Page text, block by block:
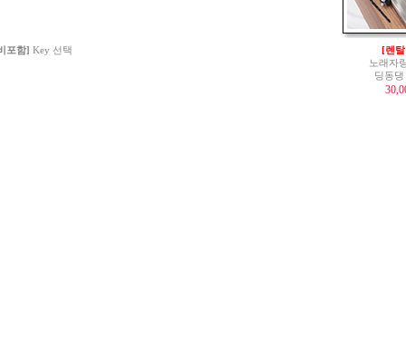
포함] Key 선택
[렌
노래자
딩동